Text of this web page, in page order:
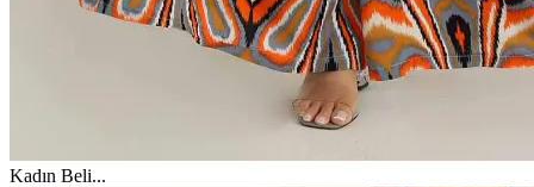
Kadın Beli...